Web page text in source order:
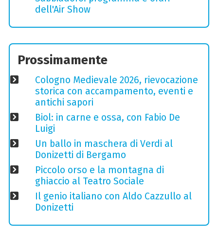
dell'Air Show
Prossimamente
Cologno Medievale 2026, rievocazione
storica con accampamento, eventi e
antichi sapori
Biol: in carne e ossa, con Fabio De
Luigi
Un ballo in maschera di Verdi al
Donizetti di Bergamo
Piccolo orso e la montagna di
ghiaccio al Teatro Sociale
Il genio italiano con Aldo Cazzullo al
Donizetti